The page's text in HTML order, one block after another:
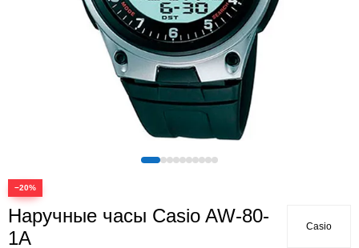
−20%
Наручные часы Casio AW-80-
1A
Casio